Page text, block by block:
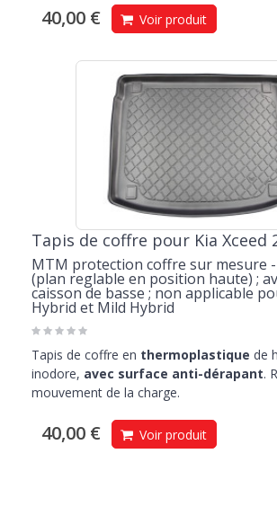
40,00 € Voir produit
Tapis de coffre pour Kia Xceed
MTM protection coffre sur mesure
(plan reglable en position haute) ;
caisson de basse ; non applicable
Hybrid et Mild Hybrid
Tapis de coffre en thermoplastique de
inodore, avec surface anti-dérapant.
mouvement de la charge.
40,00 € Voir produit